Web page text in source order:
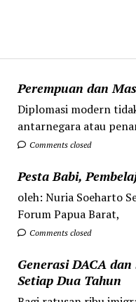
Perempuan dan
Diplomasi modern
antarnegara atau
Comments closed
Pesta Babi,
oleh: Nuria Soeharto
Forum Papua Barat,
Comments closed
Generasi DACA
Setiap Dua Tahun